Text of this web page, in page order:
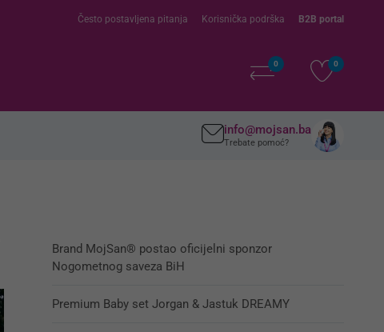
Često postavljena pitanja Korisnička podrška B2B portal
0 0
info@mojsan.ba
Trebate pomoć?
Brand MojSan® postao oficijelni sponzor
Nogometnog saveza BiH
Premium Baby set Jorgan & Jastuk DREAMY